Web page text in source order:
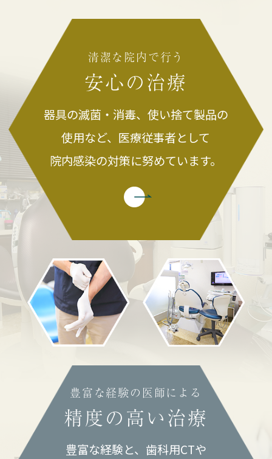
清潔な院内で行う
安心の治療
器具の滅菌・消毒、使い捨て製品の
使用など、医療従事者として
院内感染の対策に努めています。
豊富な経験の医師による
精度の高い治療
豊富な経験と、歯科用CTや